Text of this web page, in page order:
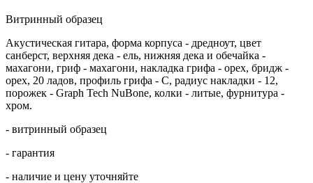
Витринный образец
Акустическая гитара, форма корпуса - дредноут, цвет
санберст, верхняя дека - ель, нижняя дека и обечайка -
махагони, гриф - махагони, накладка грифа - орех, бридж -
орех, 20 ладов, профиль грифа - C, радиус накладки - 12,
порожек - Graph Tech NuBone, колки - литые, фурнитура -
хром.
- витринный образец
- гарантия
- наличие и цену уточняйте